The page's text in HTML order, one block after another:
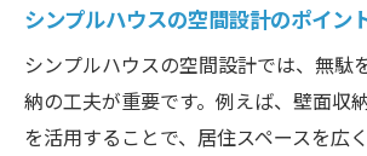
シンプルハウスの空間設計のポイン
シンプルハウスの空間設計では、無駄
納の工夫が重要です。例えば、壁面収
を活用することで、居住スペースを広